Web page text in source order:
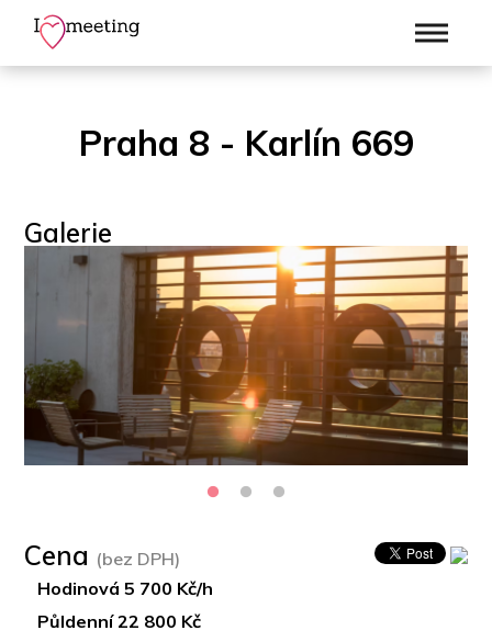
Praha 8 - Karlín 669
Galerie
Cena (bez DPH)
Hodinová 5 700 Kč/h
Půldenní 22 800 Kč